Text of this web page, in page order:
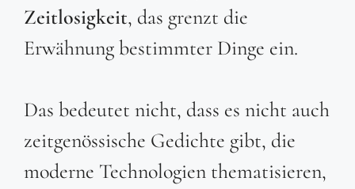
Zeitlosigkeit, das grenzt die
Erwähnung bestimmter Dinge ein.
Das bedeutet nicht, dass es nicht auch
zeitgenössische Gedichte gibt, die
moderne Technologien thematisieren,